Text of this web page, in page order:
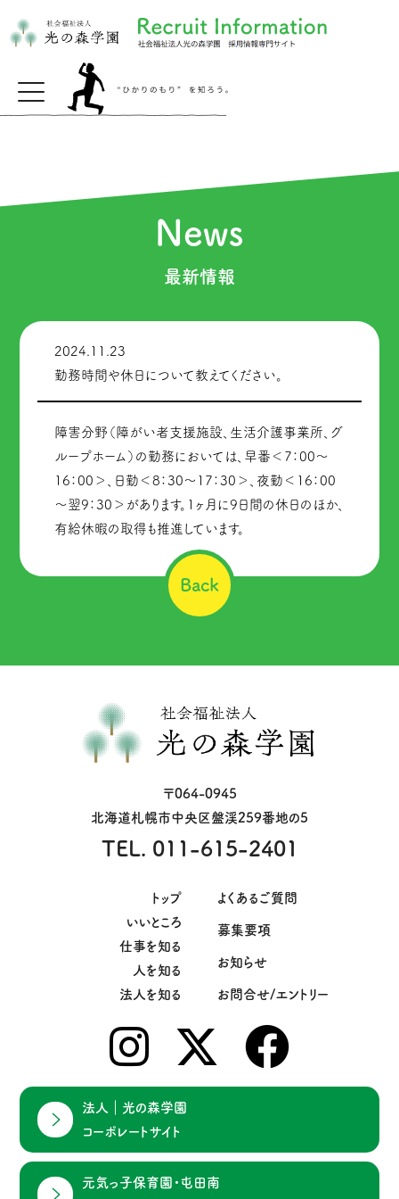
News
最新情報
2024.11.23
勤務時間や休日について教えてください。
障害分野（障がい者支援施設、生活介護事業所、グ
ループホーム）の勤務においては、早番＜7：00～
16：00＞、日勤＜8：30～17：30＞、夜勤＜16：00
～翌9：30＞があります。1ヶ月に9日間の休日のほか、
有給休暇の取得も推進しています。
Back
〒064-0945
北海道札幌市中央区盤渓259番地の5
TEL. 011-615-2401
トップ
いいところ
仕事を知る
人を知る
法人を知る
よくあるご質問
募集要項
お知らせ
お問合せ/エントリー
法人｜光の森学園
コーポレートサイト
元気っ子保育園・屯田南